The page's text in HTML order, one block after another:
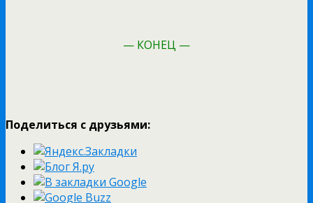
— КОНЕЦ —
Поделиться с друзьями: